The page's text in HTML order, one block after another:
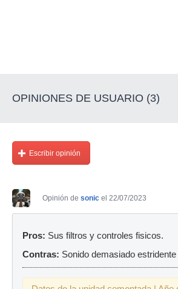
OPINIONES DE USUARIO (3)
Escribir opinión
Opinión de sonic el 22/07/2023
Pros: Sus filtros y controles fisicos.
Contras: Sonido demasiado